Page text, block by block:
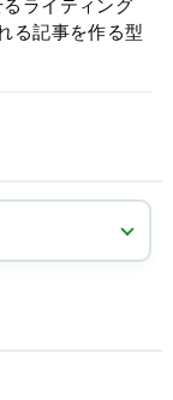
ライティング
る記事を作る型